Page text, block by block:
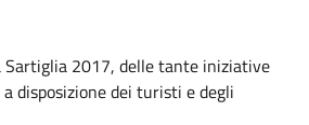
galleria di
Sartiglia 2017, delle tante iniziative
disposizione dei turisti e degli